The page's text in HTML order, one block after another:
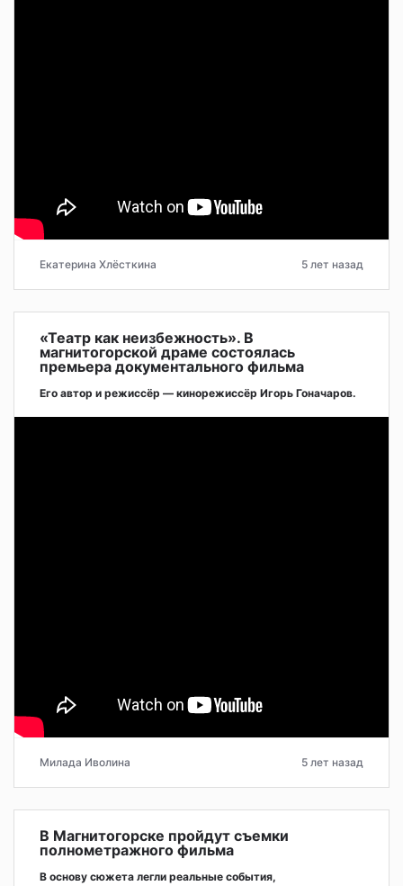
Екатерина Хлёсткина 5 лет назад
«Театр как неизбежность». В
магнитогорской драме состоялась
премьера документального фильма
Его автор и режиссёр — кинорежиссёр Игорь Гоначаров.
Милада Иволина 5 лет назад
В Магнитогорске пройдут съемки
полнометражного фильма
В основу сюжета легли реальные события,